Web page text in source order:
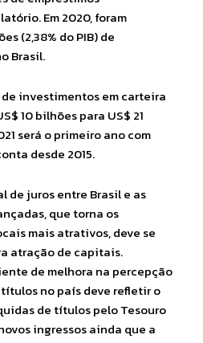
Em 2020, foram
(2,38% do PIB) de
Brasil.
investimentos em carteira
10 bilhões para US$ 21
será o primeiro ano com
desde 2015.
de juros entre Brasil e as
que torna os
mais atrativos, deve se
atração de capitais.
de melhora na percepção
no país deve refletir o
de títulos pelo Tesouro
ingressos ainda que a